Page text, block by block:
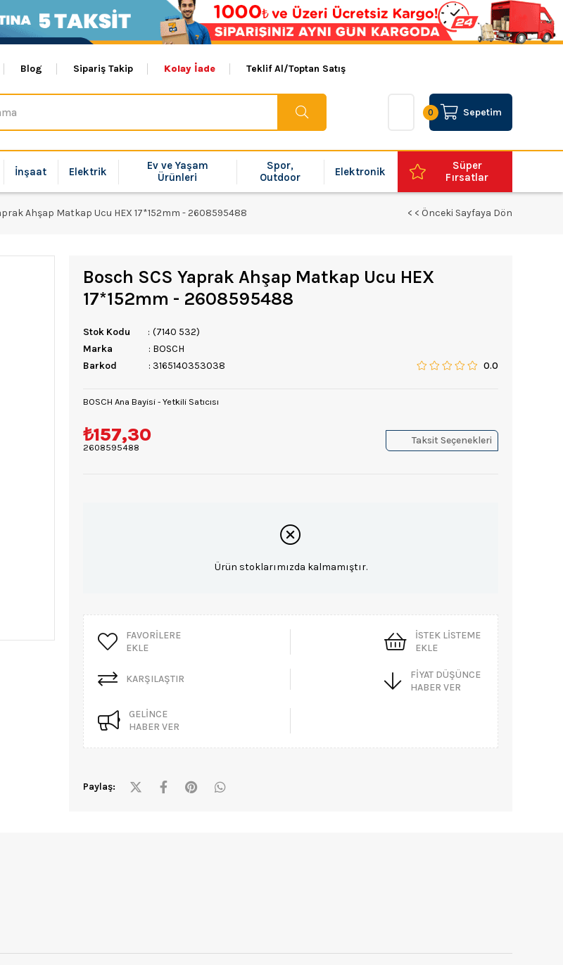
Blog Sipariş Takip Kolay İade Teklif Al/Toptan Satış
Sepetim
0
İnşaat Elektrik
Ev ve Yaşam
Ürünleri
Spor,
Outdoor
Elektronik
Süper
Fırsatlar
Ahşap Matkap Ucu HEX 17*152mm - 2608595488 < < Önceki Sayfaya Dön
Bosch SCS Yaprak Ahşap Matkap Ucu HEX
17*152mm - 2608595488
Stok Kodu
(7140 532)
Marka
: BOSCH
Barkod
: 3165140353038 0.0
BOSCH Ana Bayisi - Yetkili Satıcısı
₺157,30
2608595488
Taksit Seçenekleri
Ürün stoklarımızda kalmamıştır.
FAVORILERE
EKLE
İSTEK LISTEME
EKLE
KARŞILAŞTIR
FIYAT DÜŞÜNCE
HABER VER
GELINCE
HABER VER
Paylaş: